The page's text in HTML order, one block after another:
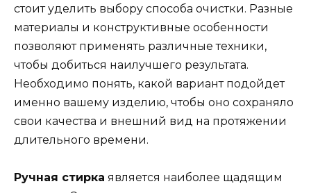
стоит уделить выбору способа очистки. Разные
материалы и конструктивные особенности
позволяют применять различные техники,
чтобы добиться наилучшего результата.
Необходимо понять, какой вариант подойдет
именно вашему изделию, чтобы оно сохраняло
свои качества и внешний вид на протяжении
длительного времени.
Ручная стирка является наиболее щадящим